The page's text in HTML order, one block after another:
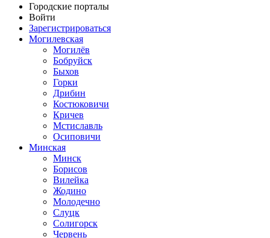
Городские порталы
Войти
Зарегистрироваться
Могилевская
Могилёв
Бобруйск
Быхов
Горки
Дрибин
Костюковичи
Кричев
Мстиславль
Осиповичи
Минская
Минск
Борисов
Вилейка
Жодино
Молодечно
Слуцк
Солигорск
Червень